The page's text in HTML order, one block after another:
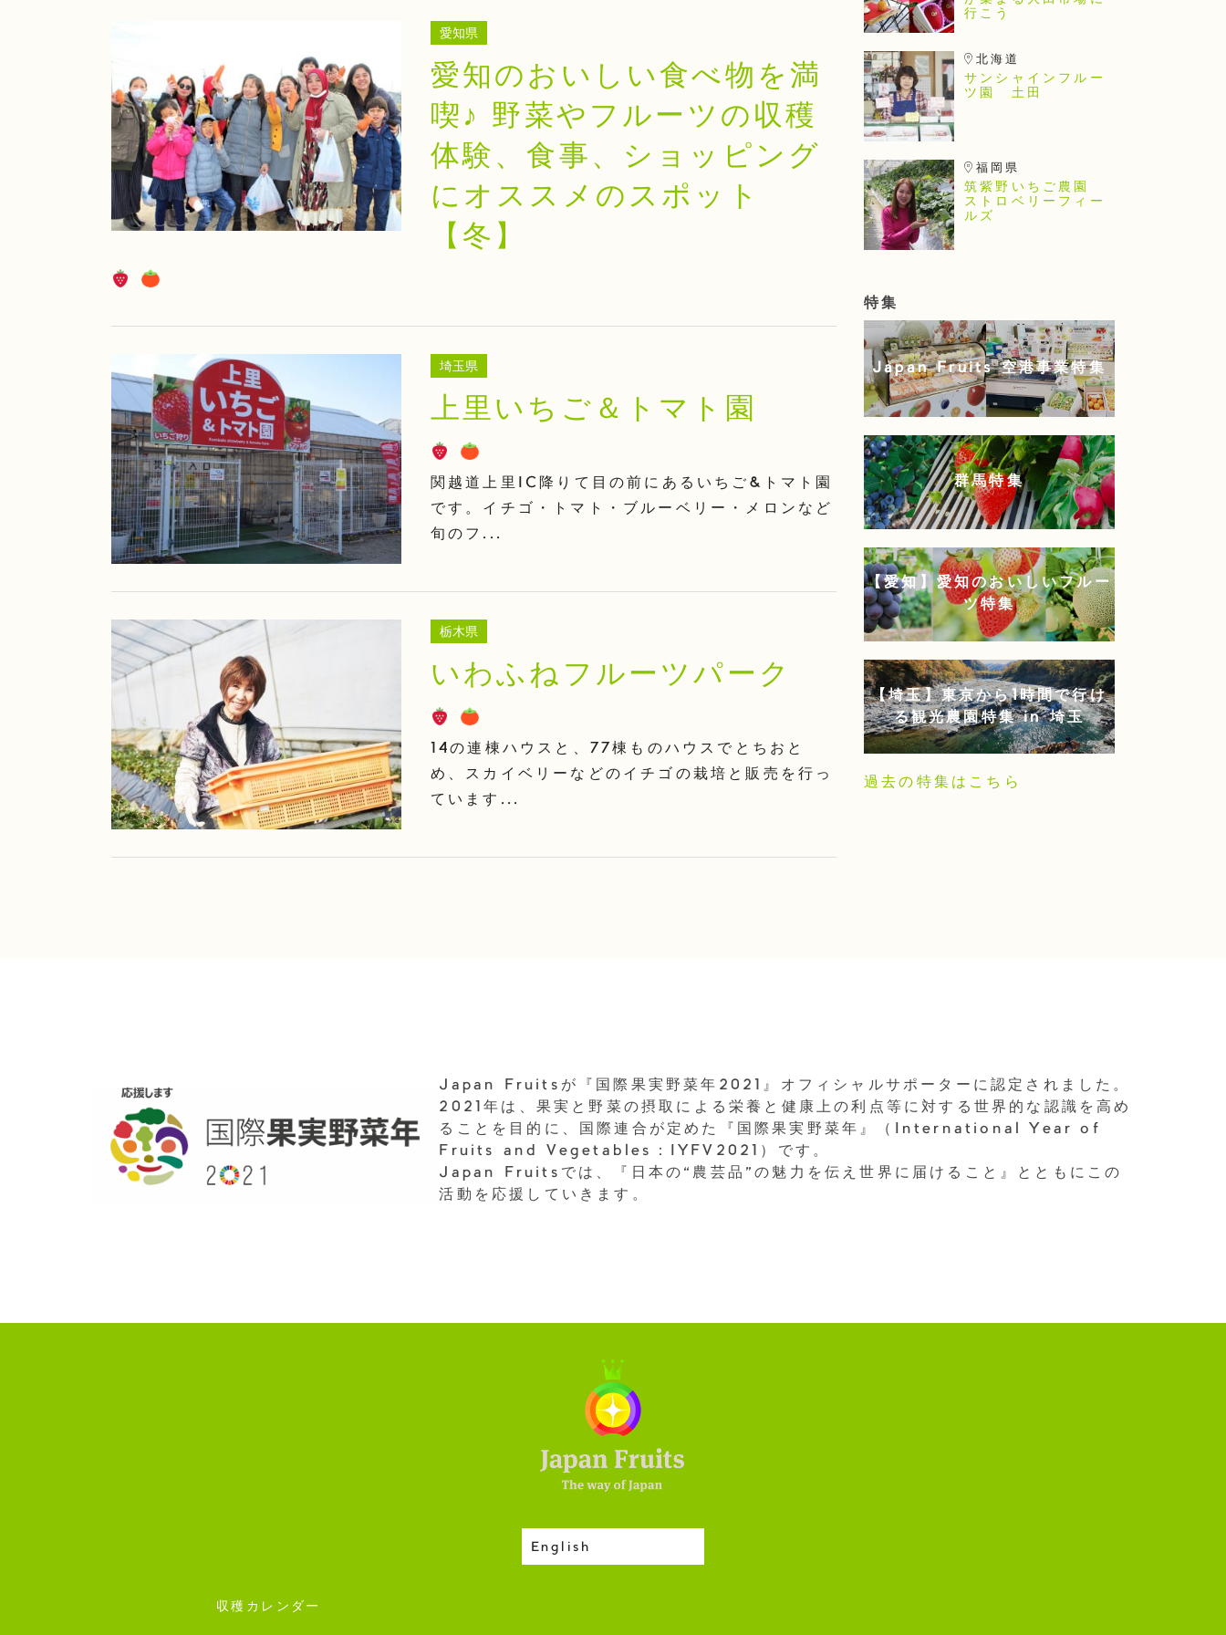
愛知県
愛知のおいしい食べ物を満
喫♪ 野菜やフルーツの収穫
体験、食事、ショッピング
にオススメのスポット
【冬】
埼玉県
上里いちご＆トマト園
関越道上里IC降りて目の前にあるいちご&トマト園
です。イチゴ・トマト・ブルーベリー・メロンなど
旬のフ...
栃木県
いわふねフルーツパーク
14の連棟ハウスと、77棟ものハウスでとちおと
め、スカイベリーなどのイチゴの栽培と販売を行っ
ています...
行こう
北海道
サンシャインフルー
ツ園 土田
福岡県
筑紫野いちご農園
ストロベリーフィー
ルズ
特集
Japan Fruits 空港事業特集
群馬特集
【愛知】愛知のおいしいフルー
ツ特集
【埼玉】東京から1時間で行け
る観光農園特集 in 埼玉
過去の特集はこちら
Japan Fruitsが『国際果実野菜年2021』オフィシャルサポーターに認定されました。
2021年は、果実と野菜の摂取による栄養と健康上の利点等に対する世界的な認識を高め
ることを目的に、国際連合が定めた『国際果実野菜年』（International Year of
Fruits and Vegetables：IYFV2021）です。
Japan Fruitsでは、『日本の“農芸品”の魅力を伝え世界に届けること』とともにこの
活動を応援していきます。
English
収穫カレンダー